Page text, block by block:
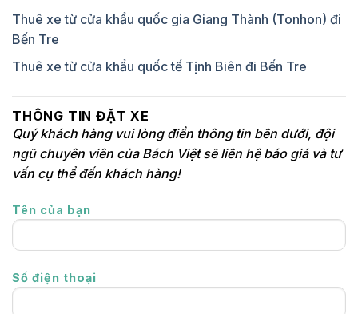
Thuê xe từ cửa khẩu quốc gia Giang Thành (Tonhon) đi
Bến Tre
Thuê xe từ cửa khẩu quốc tế Tịnh Biên đi Bến Tre
THÔNG TIN ĐẶT XE
Quý khách hàng vui lòng điền thông tin bên dưới, đội
ngũ chuyên viên của Bách Việt sẽ liên hệ báo giá và tư
vấn cụ thể đến khách hàng!
Tên của bạn
Số điện thoại